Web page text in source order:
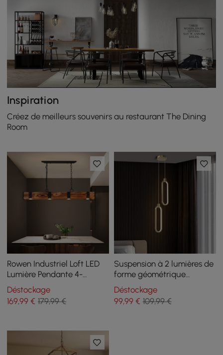
Inspiration
Créez de meilleurs souvenirs au restaurant The Dining
Room
Rowen Industriel Loft LED
Lumière Pendante 4-
Ampoules Métal Chaîne
Rouillé Bois
Déstockage
169,99 € 179,99 €
Suspension à 2 lumières de
forme géométrique
plafonnier réglable en
hauteur
Déstockage
99,99€ 109,99 €